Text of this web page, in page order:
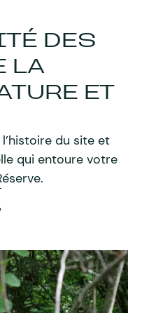
DES
LA
ET
du site et
qui entoure votre